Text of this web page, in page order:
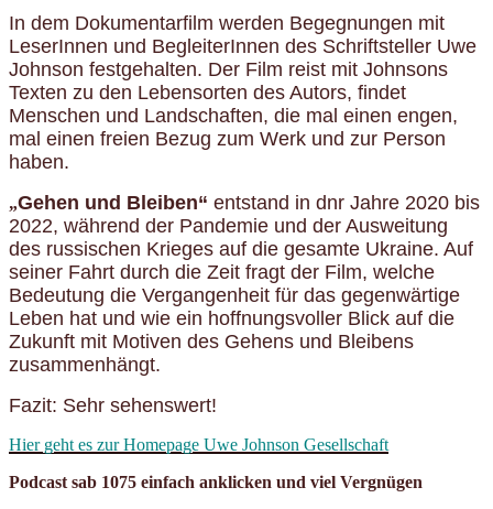
In dem Dokumentarfilm werden Begegnungen mit
LeserInnen und BegleiterInnen des Schriftsteller Uwe
Johnson festgehalten. Der Film reist mit Johnsons
Texten zu den Lebensorten des Autors, findet
Menschen und Landschaften, die mal einen engen,
mal einen freien Bezug zum Werk und zur Person
haben.
„Gehen und Bleiben“ entstand in dnr Jahre 2020 bis
2022, während der Pandemie und der Ausweitung
des russischen Krieges auf die gesamte Ukraine. Auf
seiner Fahrt durch die Zeit fragt der Film, welche
Bedeutung die Vergangenheit für das gegenwärtige
Leben hat und wie ein hoffnungsvoller Blick auf die
Zukunft mit Motiven des Gehens und Bleibens
zusammenhängt.
Fazit: Sehr sehenswert!
Hier geht es zur Homepage Uwe Johnson Gesellschaft
Podcast sab 1075 einfach anklicken und viel Vergnügen